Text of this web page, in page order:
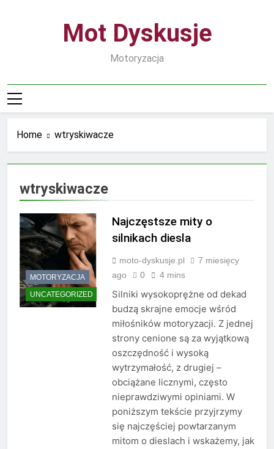
Mot Dyskusje
Motoryzacja
Home wtryskiwacze
wtryskiwacze
MOTORYZACJA
UNCATEGORIZED
Najczęstsze mity o
silnikach diesla
moto-dyskusje.pl
7 miesięcy
ago
0 4 mins
Silniki wysokoprężne od dekad
budzą skrajne emocje wśród
miłośników motoryzacji. Z jednej
strony cenione są za wyjątkową
oszczędność i wysoką
wytrzymałość, z drugiej –
obciążane licznymi, często
nieprawdziwymi opiniami. W
poniższym tekście przyjrzymy
się najczęściej powtarzanym
mitom o dieslach i wskażemy, jak